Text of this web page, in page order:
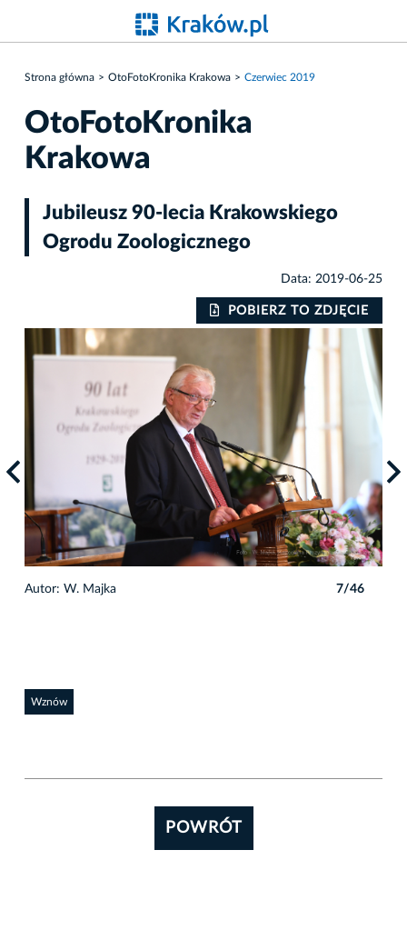
Strona główna OtoFotoKronika Krakowa Czerwiec 2019
OtoFotoKronika
Krakowa
Jubileusz 90-lecia Krakowskiego
Ogrodu Zoologicznego
Data: 2019-06-25
POBIERZ TO ZDJĘCIE
Autor: W. Majka 7/46
Wznów
POWRÓT